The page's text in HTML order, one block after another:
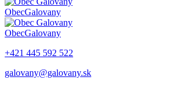
ObecGalovany
ObecGalovany
+421 445 592 522
galovany@galovany.sk